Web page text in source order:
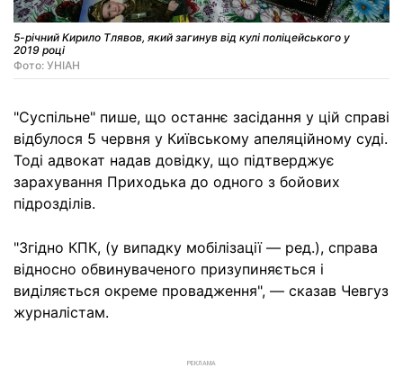
5-річний Кирило Тлявов, який загинув від кулі поліцейського у
2019 році
Фото: УНІАН
"Суспільне" пише, що останнє засідання у цій справі
відбулося 5 червня у Київському апеляційному суді.
Тоді адвокат надав довідку, що підтверджує
зарахування Приходька до одного з бойових
підрозділів.
"Згідно КПК, (у випадку мобілізації — ред.), справа
відносно обвинуваченого призупиняється і
виділяється окреме провадження", — сказав Чевгуз
журналістам.
РЕКЛАМА